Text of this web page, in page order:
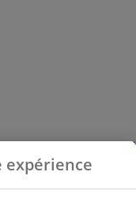
expérience